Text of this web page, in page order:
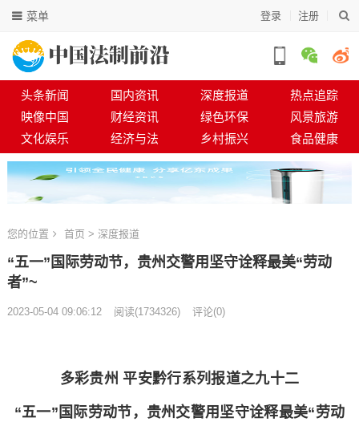
登录 注册
菜单
头条新闻 国内资讯 深度报道
热点追踪
映像中国
财经资讯 绿色环保
风景旅游
文化娱乐
经济与法 乡村振兴 食品健康
您的位置 首页 > 深度报道
“五一”国际劳动节，贵州交警用坚守诠释最美“劳动
者”~
2023-05-04 09:06:12 阅读(1734326) 评论(0)
多彩贵州 平安黔行系列报道之九十二
“五一”国际劳动节，贵州交警用坚守诠释最美“劳动